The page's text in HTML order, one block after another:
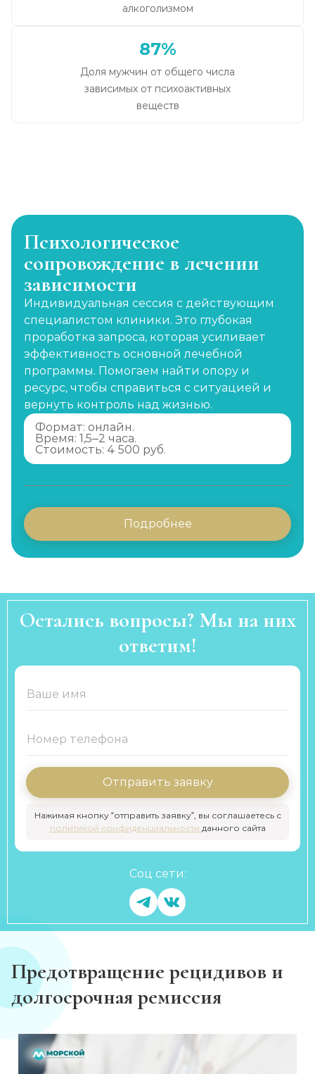
алкоголизмом
87%
Доля мужчин от общего числа
зависимых от психоактивных
веществ
Психологическое
сопровождение в лечении
зависимости
Индивидуальная сессия с действующим
специалистом клиники. Это глубокая
проработка запроса, которая усиливает
эффективность основной лечебной
программы. Помогаем найти опору и
ресурс, чтобы справиться с ситуацией и
вернуть контроль над жизнью.
Формат: онлайн.
Время: 1,5–2 часа.
Стоимость: 4 500 руб.
Подробнее
Остались вопросы? Мы на них
ответим!
Отправить заявку
Нажимая кнопку “отправить заявку”, вы соглашаетесь с
политикой конфиденциальности данного сайта
Соц сети:
Предотвращение рецидивов и
долгосрочная ремиссия